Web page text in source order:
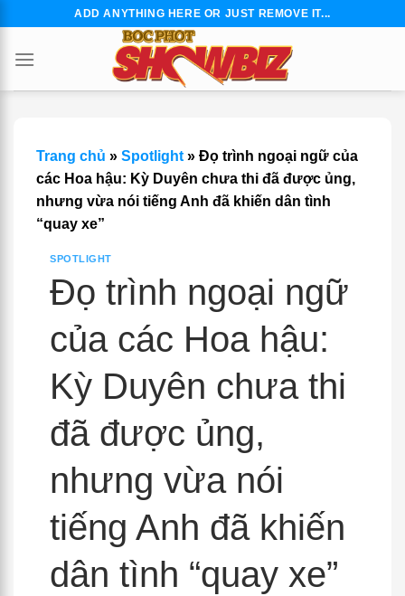
content
ADD ANYTHING HERE OR JUST REMOVE IT...
Trang chủ » Spotlight » Đọ trình ngoại ngữ của
các Hoa hậu: Kỳ Duyên chưa thi đã được ủng,
nhưng vừa nói tiếng Anh đã khiến dân tình
“quay xe”
SPOTLIGHT
Đọ trình ngoại ngữ
của các Hoa hậu:
Kỳ Duyên chưa thi
đã được ủng,
nhưng vừa nói
tiếng Anh đã khiến
dân tình “quay xe”